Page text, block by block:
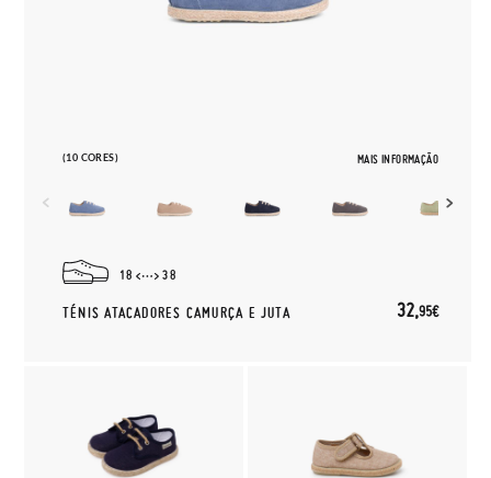
(10 CORES) MAIS INFORMAÇÃO
18 38
TÉNIS ATACADORES CAMURÇA E JUTA 32,95€